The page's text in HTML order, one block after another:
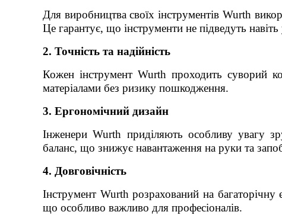
Для виробництва своїх інструментів Wurth
Це гарантує, що інструменти не підведуть
2. Точність та надійність
Кожен інструмент Wurth проходить суворий
матеріалами без ризику пошкодження.
3. Ергономічний дизайн
Інженери Wurth приділяють особливу увагу
баланс, що знижує навантаження на руки та
4. Довговічність
Інструмент Wurth розрахований на багаторічну
що особливо важливо для професіоналів.